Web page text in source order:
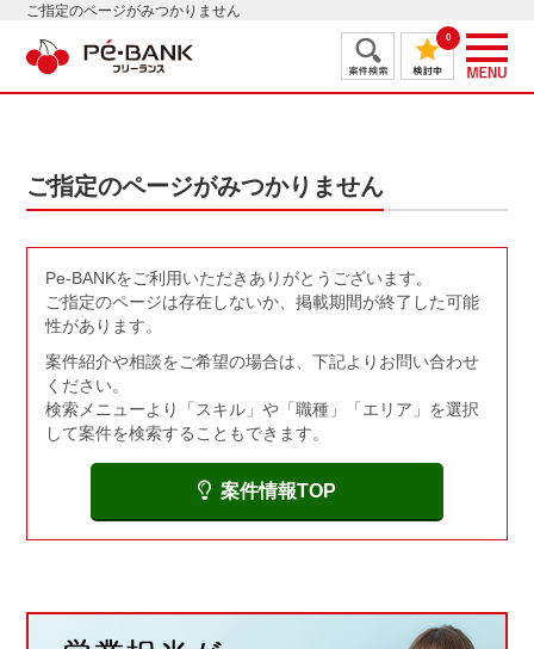
ご指定のページがみつかりません
0
ご指定のページがみつかりません
Pe-BANKをご利用いただきありがとうございます。
ご指定のページは存在しないか、掲載期間が終了した可能
性があります。
案件紹介や相談をご希望の場合は、下記よりお問い合わせ
ください。
検索メニューより「スキル」や「職種」「エリア」を選択
して案件を検索することもできます。
案件情報TOP